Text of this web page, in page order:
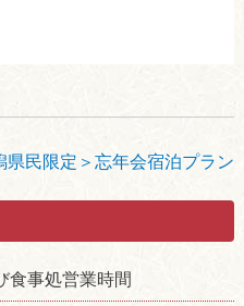
県民限定＞忘年会宿泊プラン
食事処営業時間